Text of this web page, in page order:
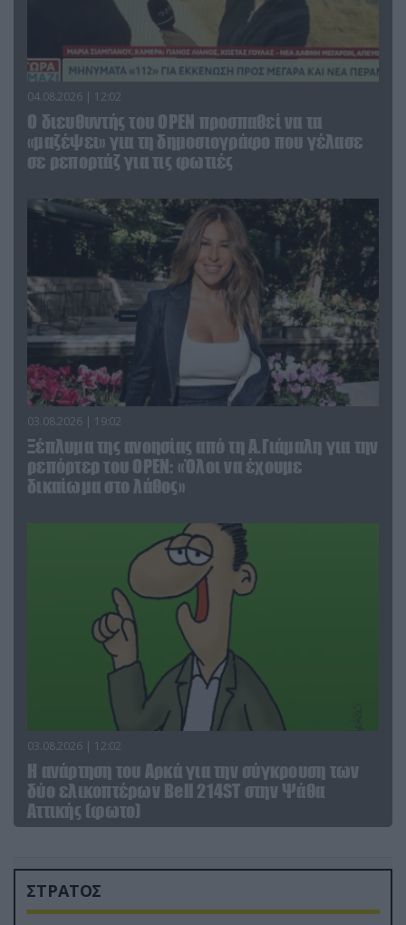
04.08.2026 | 12:02
O διευθυντής του OPEN προσπαθεί να τα
«μαζέψει» για τη δημοσιογράφο που γέλασε
σε ρεπορτάζ για τις φωτιές
03.08.2026 | 19:02
Ξέπλυμα της ανοησίας από τη Α.Γιάμαλη για την
ρεπόρτερ του ΟΡΕΝ: «Όλοι να έχουμε
δικαίωμα στο λάθος»
03.08.2026 | 12:02
Η ανάρτηση του Αρκά για την σύγκρουση των
δύο ελικοπτέρων Bell 214ST στην Ψάθα
Αττικής (φωτο)
ΣΤΡΑΤΟΣ